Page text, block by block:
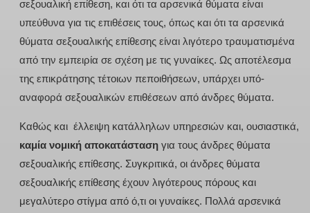
σεξουαλική επίθεση, και ότι τα αρσενικά θύματα είναι
υπεύθυνα για τις επιθέσεις τους, όπως και ότι τα αρσενικά
θύματα σεξουαλικής επίθεσης είναι λιγότερο τραυματισμένα
από την εμπειρία σε σχέση με τις γυναίκες. Ως αποτέλεσμα
της επικράτησης τέτοιων πεποιθήσεων, υπάρχει υπό-
αναφορά σεξουαλικών επιθέσεων από άνδρες θύματα.
Καθώς και έλλειψη κατάλληλων υπηρεσιών και, ουσιαστικά,
καμία νομική αποκατάσταση για τους άνδρες θύματα
σεξουαλικής επίθεσης. Συγκριτικά, οι άνδρες θύματα
σεξουαλικής επίθεσης έχουν λιγότερους πόρους και
μεγαλύτερο στίγμα από ό,τι οι γυναίκες. Πολλά αρσενικά